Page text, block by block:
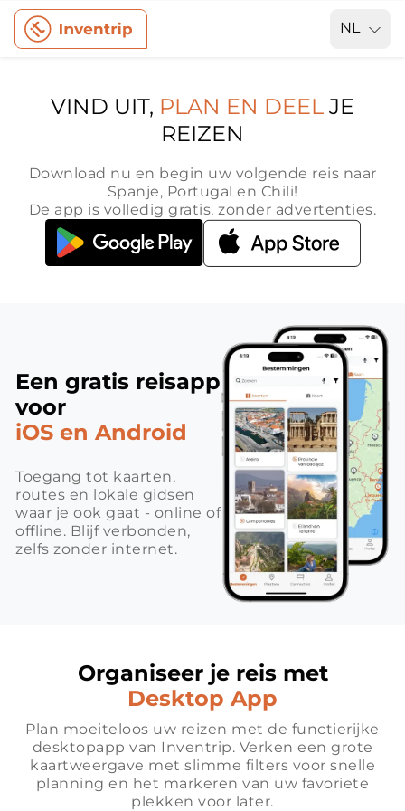
NL
VIND UIT, PLAN EN DEEL JE
REIZEN
Download nu en begin uw volgende reis naar
Spanje, Portugal en Chili!
De app is volledig gratis, zonder advertenties.
Een gratis reisapp
voor
iOS en Android
Toegang tot kaarten,
routes en lokale gidsen
waar je ook gaat - online of
offline. Blijf verbonden,
zelfs zonder internet.
Organiseer je reis met
Desktop App
Plan moeiteloos uw reizen met de functierijke
desktopapp van Inventrip. Verken een grote
kaartweergave met slimme filters voor snelle
planning en het markeren van uw favoriete
plekken voor later.